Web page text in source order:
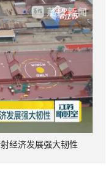
经济发展强大韧性